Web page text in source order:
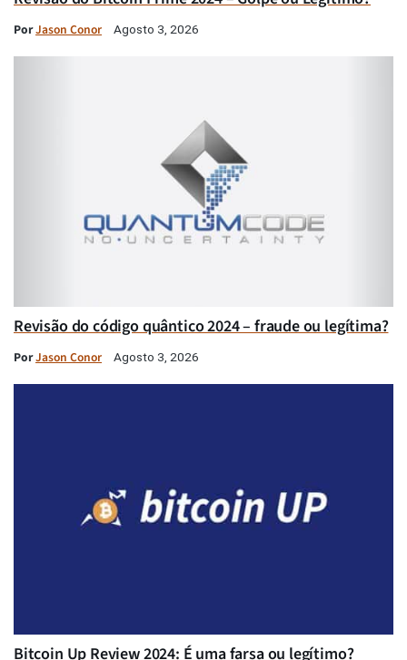
PorJason Conor Agosto 3, 2026
Revisão do código quântico 2024 – fraude ou legítima?
PorJason Conor Agosto 3, 2026
Bitcoin Up Review 2024: É uma farsa ou legítimo?